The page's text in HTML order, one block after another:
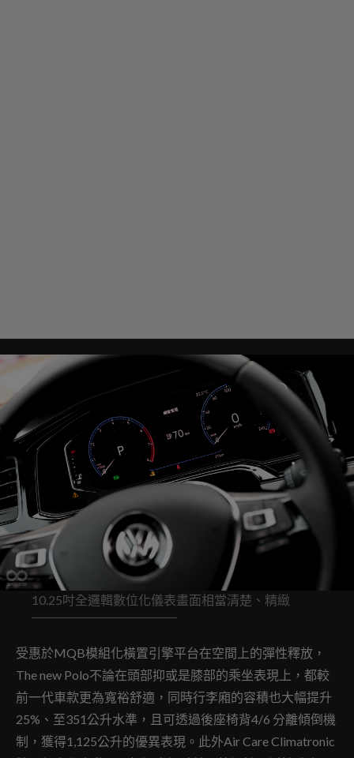
10.25吋全邏輯數位化儀表畫面相當清楚、精緻
受惠於MQB模組化橫置引擎平台在空間上的彈性釋放，
The new Polo不論在頭部抑或是膝部的乘坐表現上，都較
前一代車款更為寬裕舒適，同時行李廂的容積也大幅提升
25%、至351公升水準，且可透過後座椅背4/6 分離傾倒機
制，獲得1,125公升的優異表現。此外Air Care Climatronic